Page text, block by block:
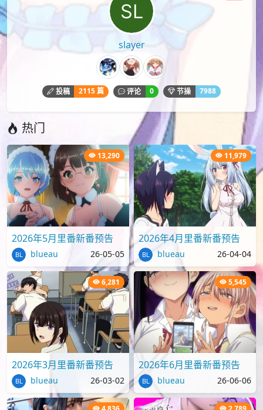
slayer
投稿 2115 篇 评论 0 节操 7988
热门
13,290
2026年5月里番新番预告
blueau 26-05-05
11,979
2026年4月里番新番预告
blueau 26-04-04
6,281
2026年3月里番新番预告
blueau 26-03-02
5,545
2026年6月里番新番预告
blueau 26-06-06